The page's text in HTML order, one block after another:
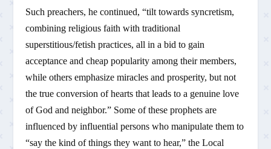
Such preachers, he continued, “tilt towards syncretism,
combining religious faith with traditional
superstitious/fetish practices, all in a bid to gain
acceptance and cheap popularity among their members,
while others emphasize miracles and prosperity, but not
the true conversion of hearts that leads to a genuine love
of God and neighbor.” Some of these prophets are
influenced by influential persons who manipulate them to
“say the kind of things they want to hear,” the Local